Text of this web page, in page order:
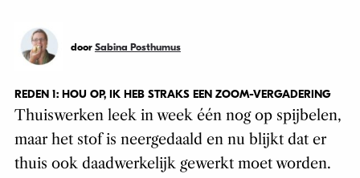
door Sabina Posthumus
REDEN 1: HOU OP, IK HEB STRAKS EEN ZOOM-VERGADERING
Thuiswerken leek in week één nog op spijbelen,
maar het stof is neergedaald en nu blijkt dat er
thuis ook daadwerkelijk gewerkt moet worden.